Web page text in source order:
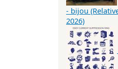
- bijou
2026)